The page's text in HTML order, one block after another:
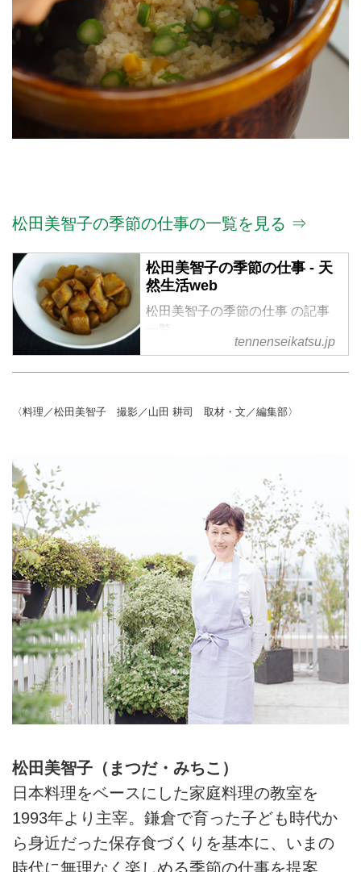
松田美智子の季節の仕事の一覧を見る ⇒
松田美智子の季節の仕事 - 天
然生活web
松田美智子の季節の仕事 の記事
一覧
tennenseikatsu.jp
〈料理／松田美智子 撮影／山田 耕司 取材・文／編集部〉
松田美智子（まつだ・みちこ）
日本料理をベースにした家庭料理の教室を
1993年より主宰。鎌倉で育った子ども時代か
ら身近だった保存食づくりを基本に、いまの
時代に無理なく楽しめる季節の仕事を提案。